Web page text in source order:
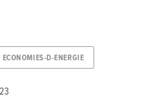
ECONOMIES-D-ENERGIE